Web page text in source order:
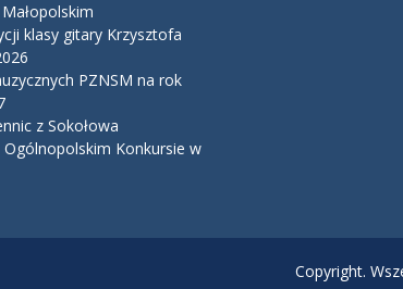
klasy gitary Krzysztofa
PZNSM na rok
z Sokołowa
Ogólnopolskim Konkursie w
Copyright.